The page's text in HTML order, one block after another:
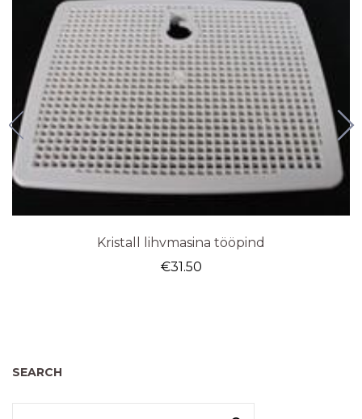
Kristall lihvmasina tööpind
€31.50
SEARCH